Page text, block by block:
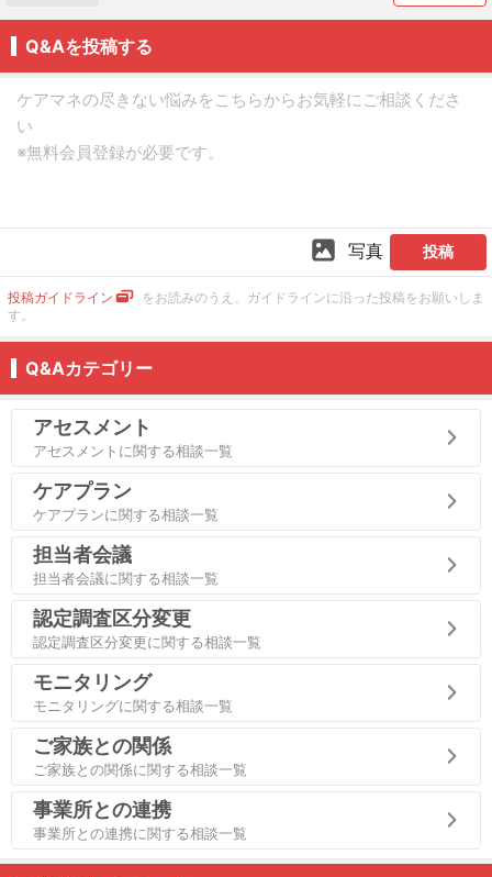
Q&Aを投稿する
写真 投稿
投稿ガイドライン
をお読みのうえ、ガイドラインに沿った投稿をお願いしま
す。
Q&Aカテゴリー
アセスメント
アセスメントに関する相談一覧
ケアプラン
ケアプランに関する相談一覧
担当者会議
担当者会議に関する相談一覧
認定調査区分変更
認定調査区分変更に関する相談一覧
モニタリング
モニタリングに関する相談一覧
ご家族との関係
ご家族との関係に関する相談一覧
事業所との連携
事業所との連携に関する相談一覧